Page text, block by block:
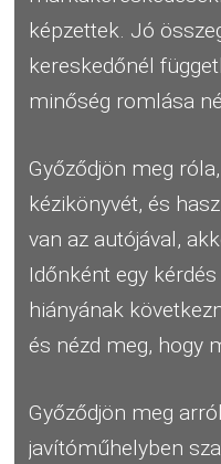
képzettek. Jó
kereskedőnél
minőség romlása
Győződjön meg
kézikönyvét, és
van az autójával,
Időnként egy
hiányának
és nézd meg, hogy
Győződjön meg
javítóműhelyben